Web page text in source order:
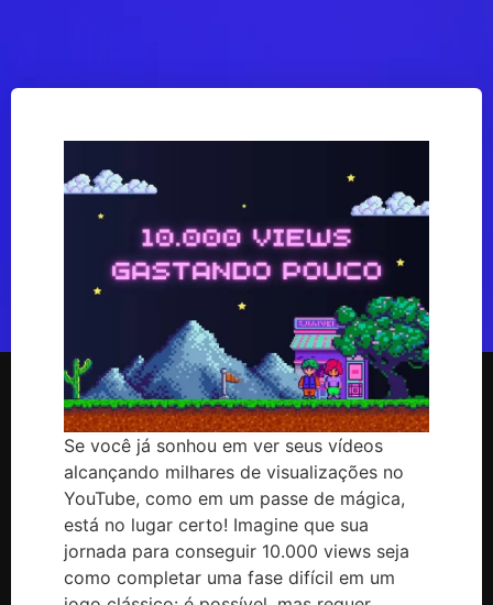
Se você já sonhou em ver seus vídeos
alcançando milhares de visualizações no
YouTube, como em um passe de mágica,
está no lugar certo! Imagine que sua
jornada para conseguir 10.000 views seja
como completar uma fase difícil em um